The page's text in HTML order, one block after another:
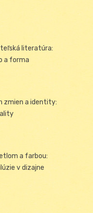
literatúra:
a forma
zmien a identity:
a farbou:
v dizajne